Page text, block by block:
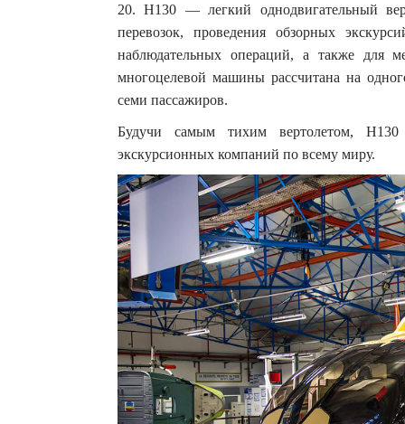
20. H130 — легкий однодвигательный
перевозок, проведения обзорных
наблюдательных операций, а также для
многоцелевой машины рассчитана на
семи пассажиров.
Будучи самым тихим вертолетом, H130
экскурсионных компаний по всему миру.